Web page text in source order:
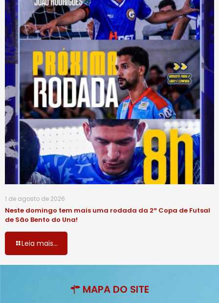
1 de agosto de 2026
Neste domingo tem mais uma rodada da 2ª Copa de Futsal
de São Bento do Una!
Leia mais...
MAPA DO SITE